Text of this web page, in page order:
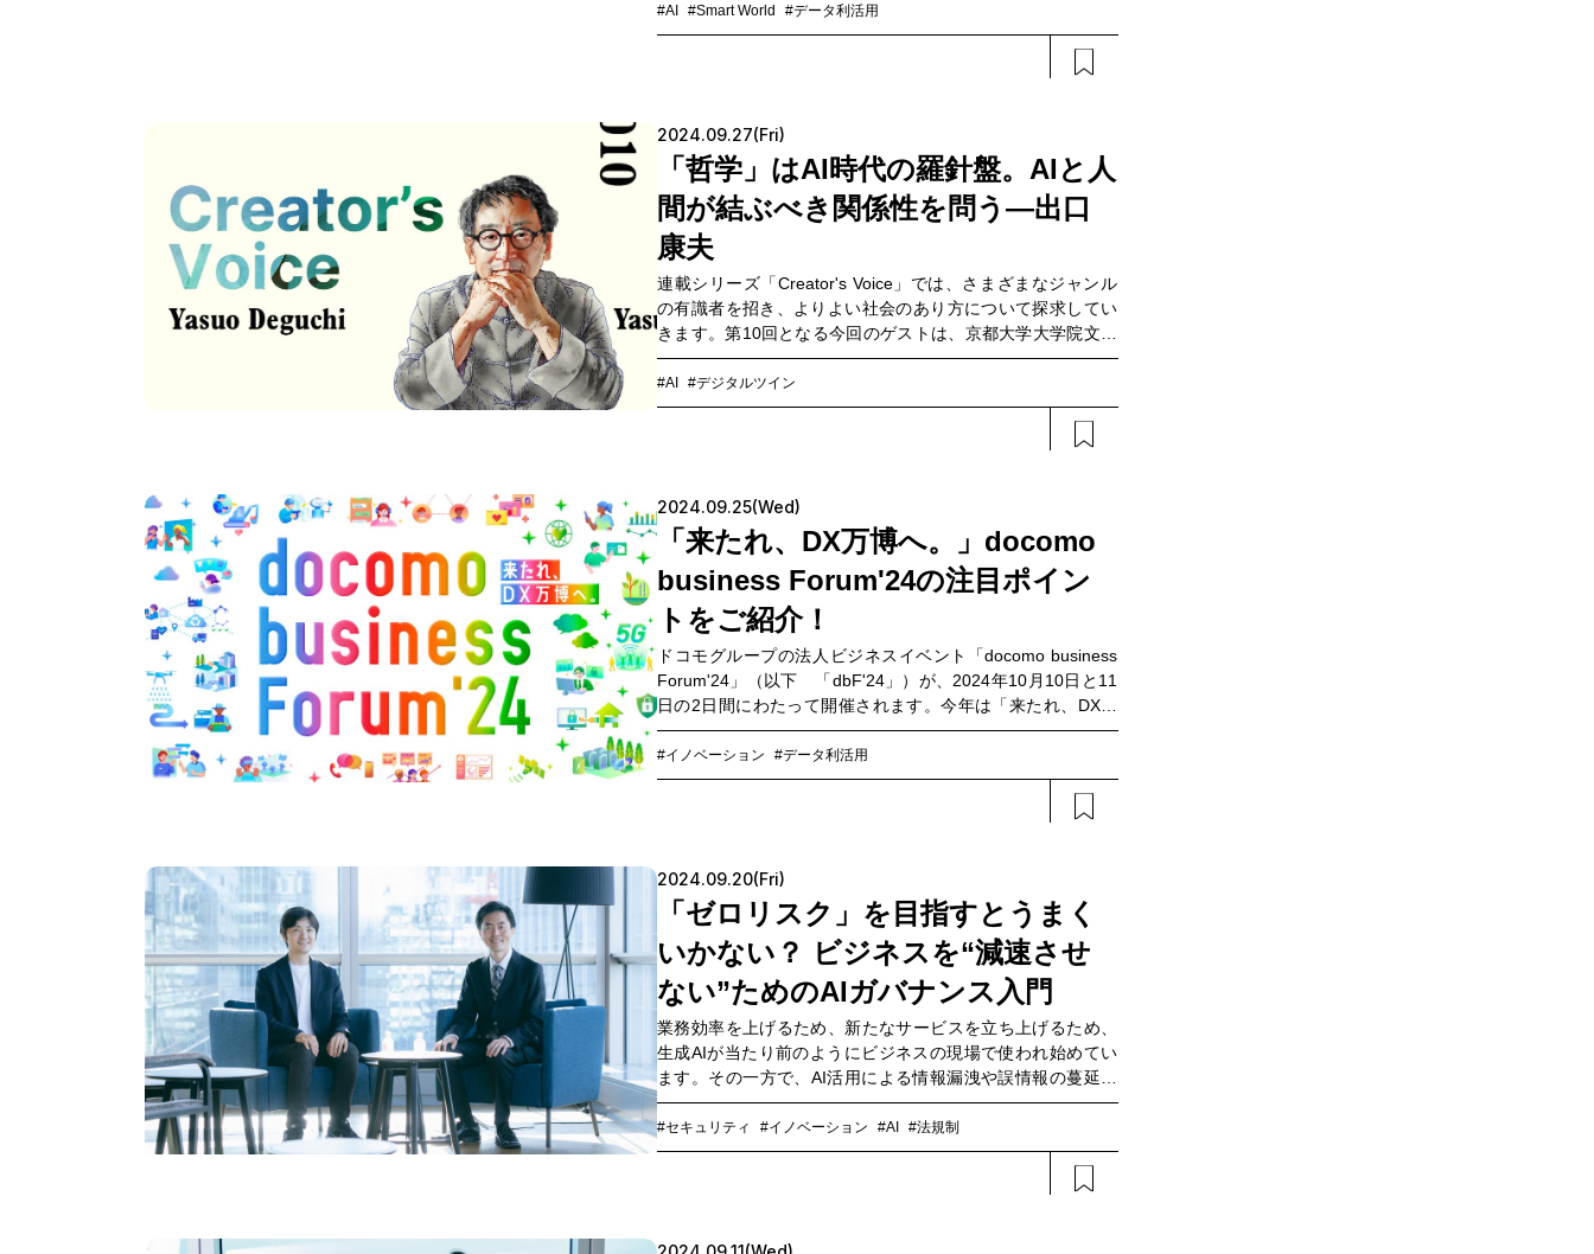
下、SWB部）を立ち上げ、現在は7つのチームが、互いに連
携しながら、それぞれの領域における取り組みを強化してい
なネクストステップをめざしているのでしょうか。3年間の歩
みと今後の展望について、SWB部長の福田亜希子に、OPEN
HUB CatalystでKESIKI代表の九法崇雄氏が迫りました。
#AI #Smart World #データ利活用
2024.09.27(Fri)
「哲学」はAI時代の羅針盤。AIと人
間が結ぶべき関係性を問う―出口
康夫
連載シリーズ「Creator's Voice」では、さまざまなジャンル
の有識者を招き、よりよい社会のあり方について探求してい
きます。第10回となる今回のゲストは、京都大学大学院文学
研究科教授の出口康夫氏。近現代西洋哲学、分析アジア哲学
を専門としつつ、2023年には著書『AI親友論』を刊行、NTT
が出口氏と共同で設立した京都哲学研究所にて共同代表理事
あるべき関係性とは。OPEN HUB カタリストの一人である
NTTコミュニケーションズ（以下、NTT Com）の渡邉史貴を
聞き手に、お話を伺いました。
#AI #デジタルツイン
2024.09.25(Wed)
「来たれ、DX万博へ。」docomo
business Forum'24の注目ポイン
トをご紹介！
ドコモグループの法人ビジネスイベント「docomo business
Forum'24」（以下 「dbF'24」）が、2024年10月10日と11
日の2日間にわたって開催されます。今年は「来たれ、DX万
博へ。」をコンセプトに掲げ、ドコモビジネスが実現する
「手の届く未来」を直感的にご体感いただくために最新テク
ノロジーとユースケースを取り揃えています。本イベントの
#イノベーション #データ利活用
2024.09.20(Fri)
「ゼロリスク」を目指すとうまく
いかない？ ビジネスを“減速させ
ない”ためのAIガバナンス入門
業務効率を上げるため、新たなサービスを立ち上げるため、
生成AIが当たり前のようにビジネスの現場で使われ始めてい
ます。その一方で、AI活用による情報漏洩や誤情報の蔓延な
ど、事業に甚大な損害を与える多様なリスクへの危機感が増
している側面もあります。そこで注目されているのが「AIガ
バナンス」です。AIを安全に活用しながら、さらにビジネス
#セキュリティ #イノベーション #AI #法規制